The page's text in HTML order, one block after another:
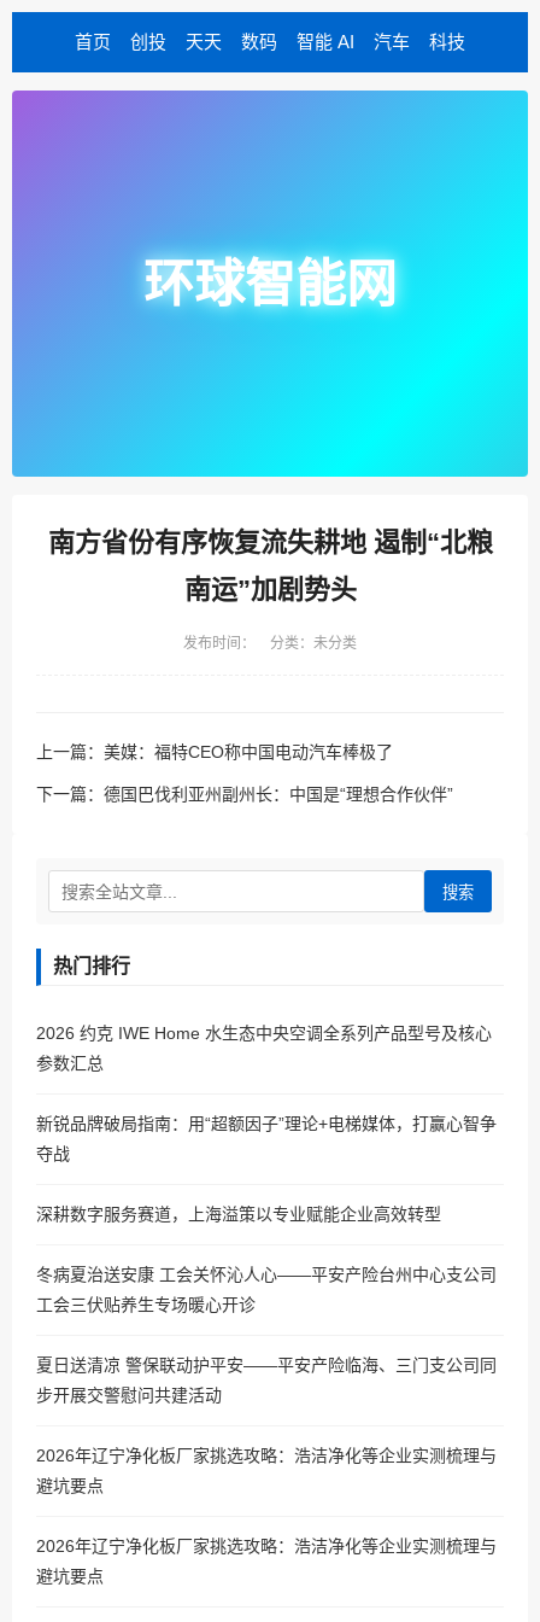
首页 创投 天天 数码 智能 AI 汽车 科技
环球智能网
南方省份有序恢复流失耕地 遏制“北粮
南运”加剧势头
发布时间： 分类：未分类
上一篇： 美媒：福特CEO称中国电动汽车棒极了
下一篇： 德国巴伐利亚州副州长：中国是“理想合作伙伴”
搜索
热门排行
2026 约克 IWE Home 水生态中央空调全系列产品型号及核心
参数汇总
新锐品牌破局指南：用“超额因子”理论+电梯媒体，打赢心智争
夺战
深耕数字服务赛道，上海溢策以专业赋能企业高效转型
冬病夏治送安康 工会关怀沁人心——平安产险台州中心支公司
工会三伏贴养生专场暖心开诊
夏日送清凉 警保联动护平安——平安产险临海、三门支公司同
步开展交警慰问共建活动
2026年辽宁净化板厂家挑选攻略：浩洁净化等企业实测梳理与
避坑要点
2026年辽宁净化板厂家挑选攻略：浩洁净化等企业实测梳理与
避坑要点